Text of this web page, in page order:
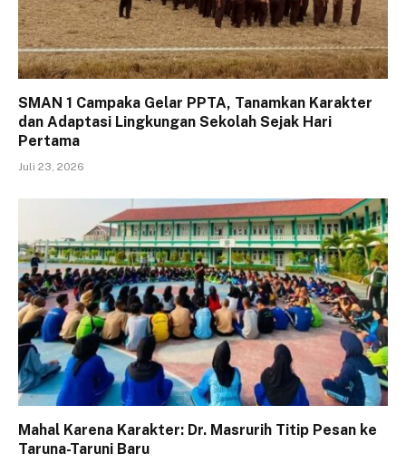
SMAN 1 Campaka Gelar PPTA, Tanamkan Karakter
dan Adaptasi Lingkungan Sekolah Sejak Hari
Pertama
Juli 23, 2026
Mahal Karena Karakter: Dr. Masrurih Titip Pesan ke
Taruna-Taruni Baru